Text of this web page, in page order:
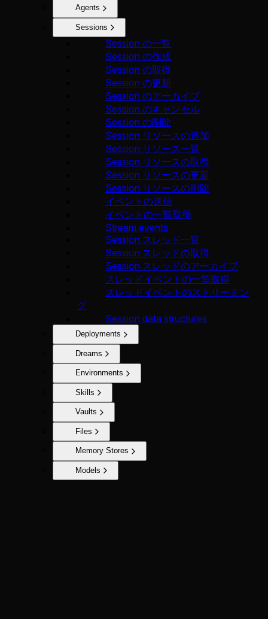
Agents
Sessions
Session の一覧
Session の作成
Session の取得
Session の更新
Session のアーカイブ
Session のキャンセル
Session の削除
Session リソースの追加
Session リソース一覧
Session リソースの取得
Session リソースの更新
Session リソースの削除
イベントの送信
イベントの一覧取得
Stream events
Session スレッド一覧
Session スレッドの取得
Session スレッドのアーカイブ
スレッドイベントの一覧取得
スレッドイベントのストリーミン
グ
Session data structures
Deployments
Dreams
Environments
Skills
Vaults
Files
Memory Stores
Models